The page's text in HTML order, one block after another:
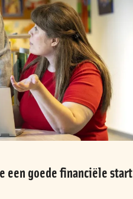
een goede financiële start